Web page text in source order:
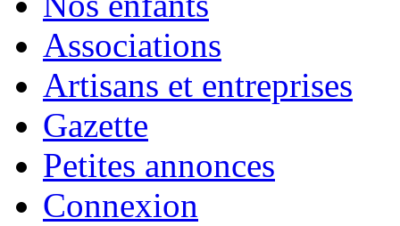
Associations
Artisans et entreprises
Gazette
Petites annonces
Connexion